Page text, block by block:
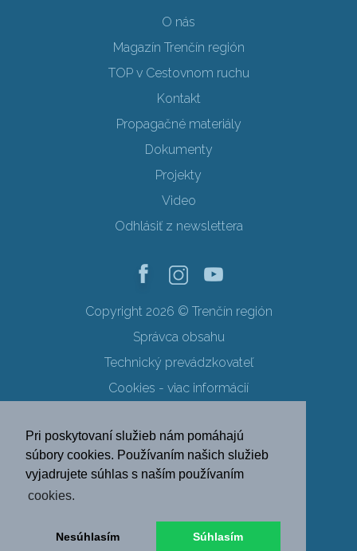
Pri poskytovaní služieb nám pomáhajú
súbory cookies. Používaním našich služieb
vyjadrujete súhlas s naším používaním
cookies.
Nesúhlasím Súhlasím
O nás
Magazín Trenčín región
TOP v Cestovnom ruchu
Kontakt
Propagačné materiály
Dokumenty
Projekty
Video
Odhlásiť z newslettera
Copyright 2026 © Trenčín región
Správca obsahu
Technický prevádzkovateľ
Cookies - viac informácií
Ochrana osobných údajov
SK EN DE
PL